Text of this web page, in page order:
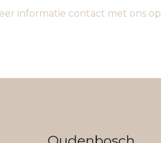
informatie contact met ons op